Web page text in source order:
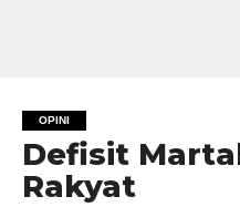
OPINI
Defisit
Rakyat